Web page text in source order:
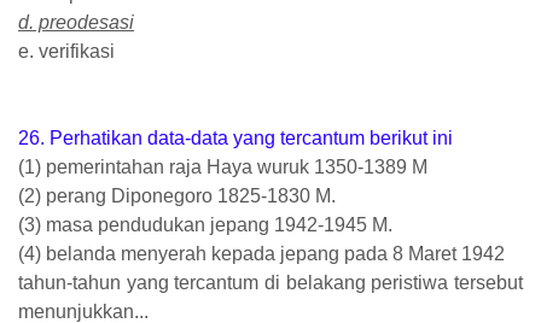
d. preodesasi
e. verifikasi
26. Perhatikan data-data yang tercantum berikut ini
(1) pemerintahan raja Haya wuruk 1350-1389 M
(2) perang Diponegoro 1825-1830 M.
(3) masa pendudukan jepang 1942-1945 M.
(4) belanda menyerah kepada jepang pada 8 Maret 1942
tahun-tahun yang tercantum di belakang peristiwa tersebut
menunjukkan...